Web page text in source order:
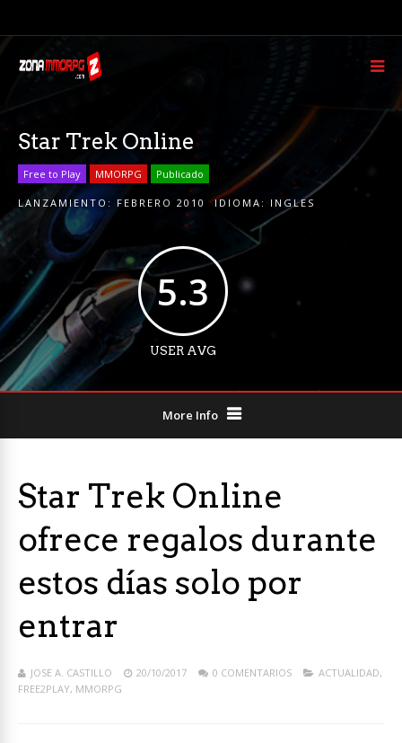
Star Trek Online
Free to Play MMORPG Publicado
LANZAMIENTO: FEBRERO 2010 IDIOMA: INGLES
5.3
USER AVG
More Info
Star Trek Online
ofrece regalos durante
estos días solo por
entrar
JOSE A. CASTILLO 20/10/2017 0 COMENTARIOS ACTUALIDAD,
FREE2PLAY, MMORPG